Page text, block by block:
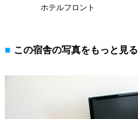
ホテルフロント
この宿舎の写真をもっと見る